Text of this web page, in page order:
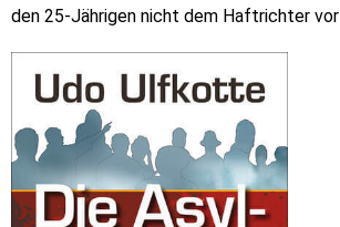
den 25-Jährigen nicht dem Haftrichter